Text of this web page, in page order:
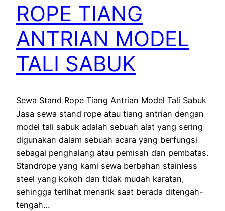
ROPE TIANG
ANTRIAN MODEL
TALI SABUK
Sewa Stand Rope Tiang Antrian Model Tali Sabuk
Jasa sewa stand rope atau tiang antrian dengan
model tali sabuk adalah sebuah alat yang sering
digunakan dalam sebuah acara yang berfungsi
sebagai penghalang atau pemisah dan pembatas.
Standrope yang kami sewa berbahan stainless
steel yang kokoh dan tidak mudah karatan,
sehingga terlihat menarik saat berada ditengah-
tengah…